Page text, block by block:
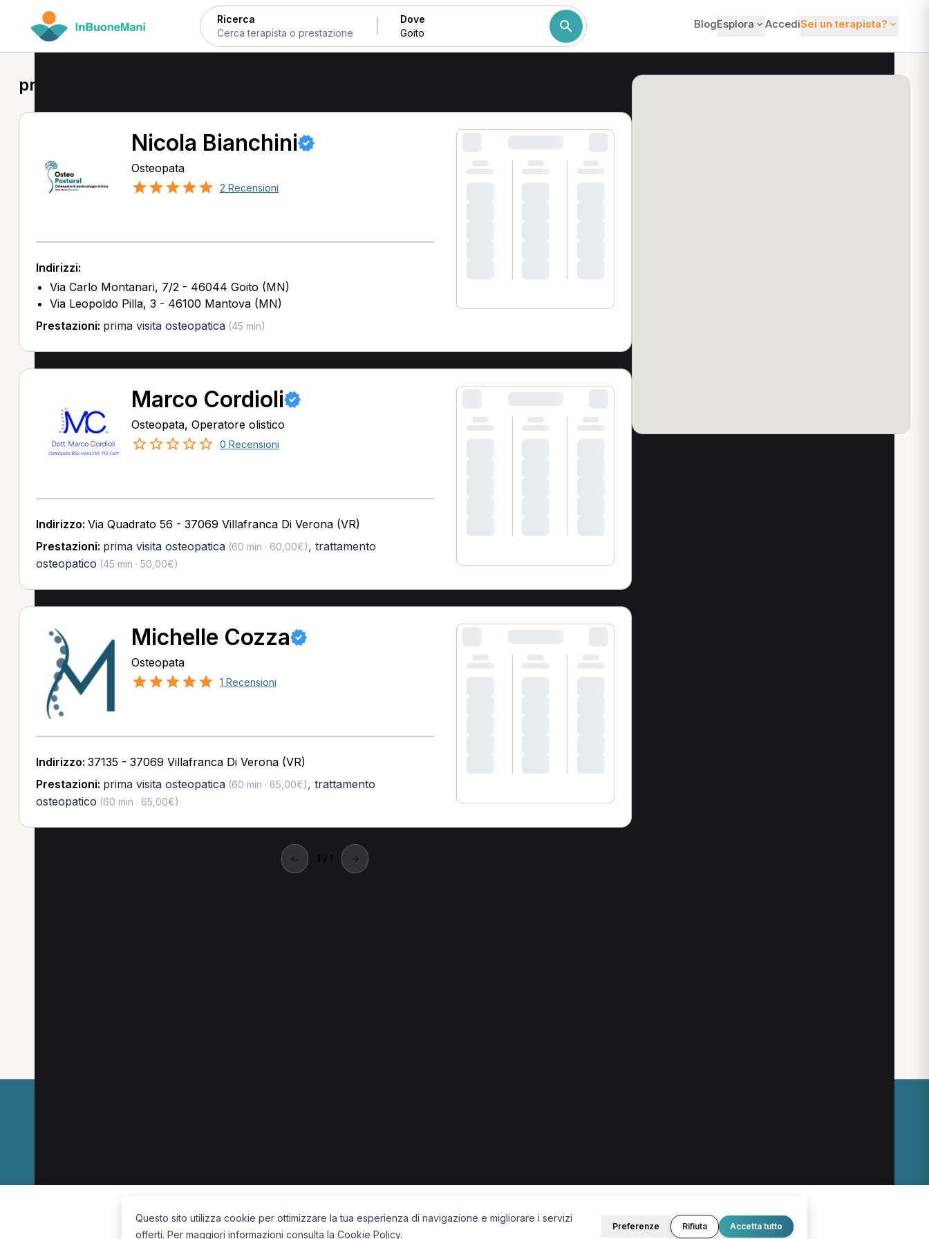
Ricerca Dove BlogEsplora AccediSei un terapista?
prima visita osteopatica a Goito
Nicola Bianchini
Osteopata
2 Recensioni
Indirizzi:
Via Carlo Montanari, 7/2 - 46044 Goito (MN)
Via Leopoldo Pilla, 3 - 46100 Mantova (MN)
Prestazioni: prima visita osteopatica(45 min)
Marco Cordioli
Osteopata, Operatore olistico
0 Recensioni
Indirizzo: Via Quadrato 56 - 37069 Villafranca Di Verona (VR)
Prestazioni: prima visita osteopatica(60 min · 60,00€), trattamento
osteopatico (45 min · 50,00€)
Michelle Cozza
Osteopata
1 Recensioni
Indirizzo: 37135 - 37069 Villafranca Di Verona (VR)
Prestazioni: prima visita osteopatica(60 min · 65,00€), trattamento
osteopatico (60 min · 65,00€)
← 1 / 1 →
Questo sito utilizza cookie per ottimizzare la tua esperienza di navigazione e migliorare i servizi
offerti. Per maggiori informazioni consulta la Cookie Policy.
Preferenze Rifiuta Accetta tutto